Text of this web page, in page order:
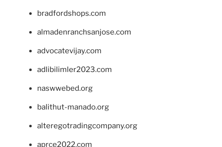
bradfordshops.com
almadenranchsanjose.com
advocatevijay.com
adlibilimler2023.com
naswwebed.org
balithut-manado.org
alteregotradingcompany.org
aprce2022.com